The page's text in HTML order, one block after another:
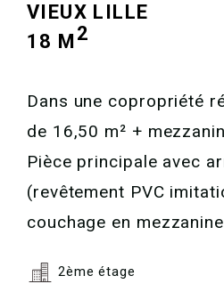
VIEUX LILLE
18 M2
Dans une copropriété
de 16,50 m² +
Pièce principale avec
(revêtement PVC
couchage en
2ème étage